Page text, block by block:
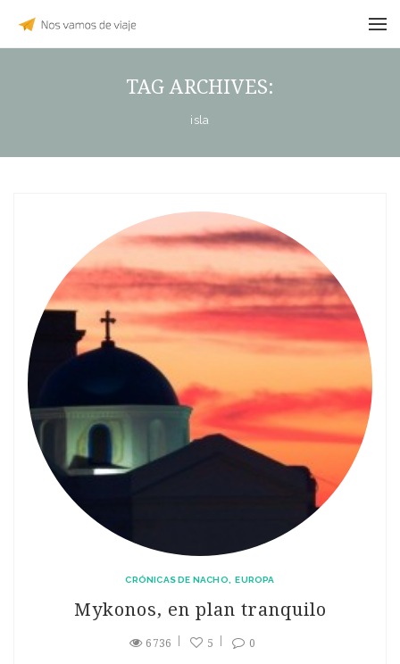
TAG ARCHIVES:
isla
CRÓNICAS DE NACHO EUROPA
Mykonos, en plan tranquilo
6736 5 0